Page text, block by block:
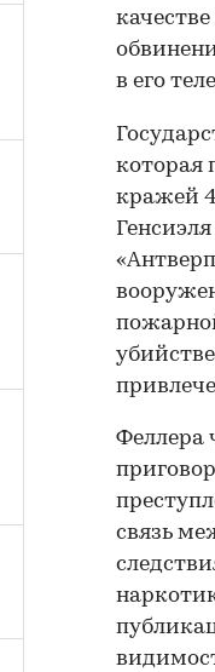
в его
которая
кражей
Феллера
связь